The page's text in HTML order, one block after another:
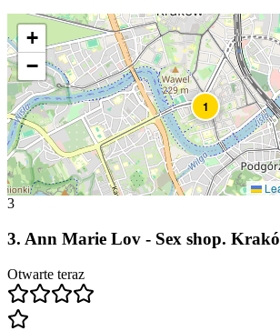
1
+
−
3
3. Ann Marie Lov - Sex shop.
Otwarte teraz